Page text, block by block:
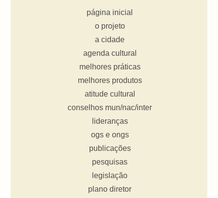
página inicial
o projeto
a cidade
agenda cultural
melhores práticas
melhores produtos
atitude cultural
conselhos mun/nac/inter
lideranças
ogs e ongs
publicações
pesquisas
legislação
plano diretor